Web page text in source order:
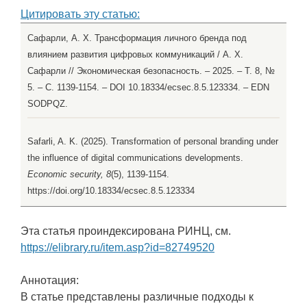
Цитировать эту статью:
Сафарли, А. Х. Трансформация личного бренда под
влиянием развития цифровых коммуникаций / А. Х.
Сафарли // Экономическая безопасность. – 2025. – Т. 8, №
5. – С. 1139-1154. – DOI 10.18334/ecsec.8.5.123334. – EDN
SODPQZ.
Safarli, A. K. (2025). Transformation of personal branding under
the influence of digital communications developments.
Economic security, 8(5), 1139-1154.
https://doi.org/10.18334/ecsec.8.5.123334
Эта статья проиндексирована РИНЦ, см.
https://elibrary.ru/item.asp?id=82749520
Аннотация:
В статье представлены различные подходы к